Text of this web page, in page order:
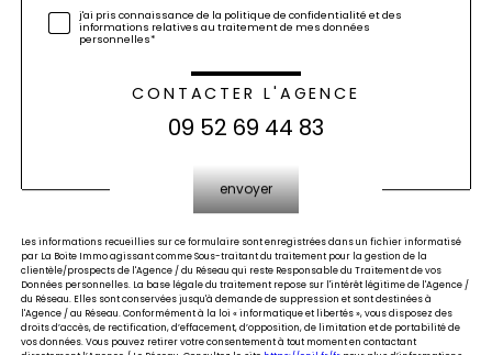
j'ai pris connaissance de la politique de confidentialité et des
informations relatives au traitement de mes données
personnelles*
CONTACTER L'AGENCE
09 52 69 44 83
envoyer
Les informations recueillies sur ce formulaire sont enregistrées dans un fichier informatisé
par La Boite Immo agissant comme Sous-traitant du traitement pour la gestion de la
clientèle/prospects de l'Agence / du Réseau qui reste Responsable du Traitement de vos
Données personnelles. La base légale du traitement repose sur l'intérêt légitime de l'Agence /
du Réseau. Elles sont conservées jusqu'à demande de suppression et sont destinées à
l'Agence / au Réseau. Conformément à la loi « informatique et libertés », vous disposez des
droits d’accès, de rectification, d’effacement, d’opposition, de limitation et de portabilité de
vos données. Vous pouvez retirer votre consentement à tout moment en contactant